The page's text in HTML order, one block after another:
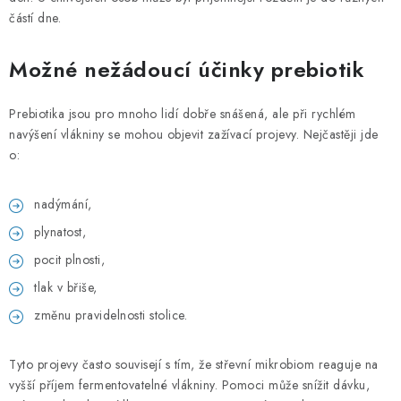
částí dne.
Možné nežádoucí účinky prebiotik
Prebiotika jsou pro mnoho lidí dobře snášená, ale při rychlém
navýšení vlákniny se mohou objevit zažívací projevy. Nejčastěji jde
o:
nadýmání,
plynatost,
pocit plnosti,
tlak v břiše,
změnu pravidelnosti stolice.
Tyto projevy často souvisejí s tím, že střevní mikrobiom reaguje na
vyšší příjem fermentovatelné vlákniny. Pomoci může snížit dávku,